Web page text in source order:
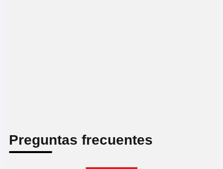
Preguntas frecuentes